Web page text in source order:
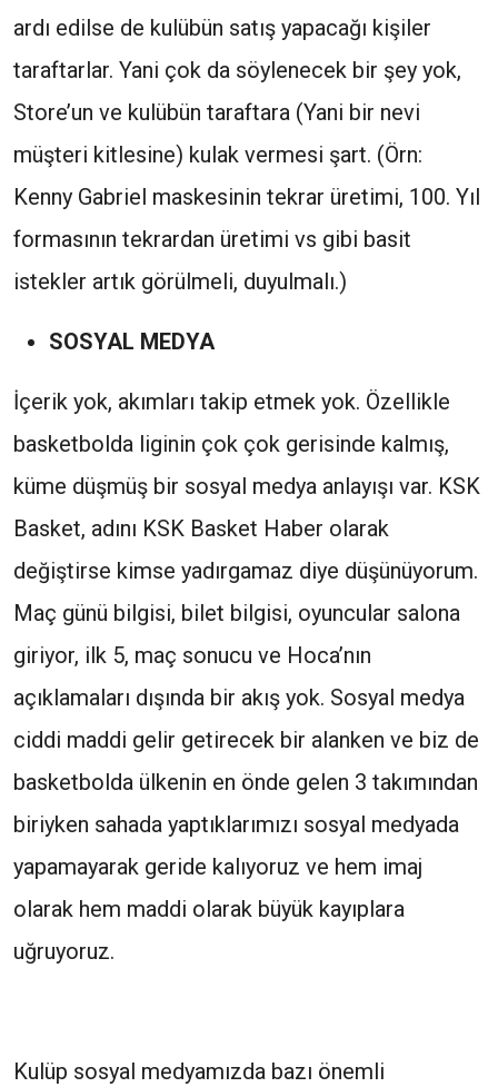
ardı edilse de kulübün satış yapacağı kişiler
taraftarlar. Yani çok da söylenecek bir şey yok,
Store’un ve kulübün taraftara (Yani bir nevi
müşteri kitlesine) kulak vermesi şart. (Örn:
Kenny Gabriel maskesinin tekrar üretimi, 100. Yıl
formasının tekrardan üretimi vs gibi basit
istekler artık görülmeli, duyulmalı.)
SOSYAL MEDYA
İçerik yok, akımları takip etmek yok. Özellikle
basketbolda liginin çok çok gerisinde kalmış,
küme düşmüş bir sosyal medya anlayışı var. KSK
Basket, adını KSK Basket Haber olarak
değiştirse kimse yadırgamaz diye düşünüyorum.
Maç günü bilgisi, bilet bilgisi, oyuncular salona
giriyor, ilk 5, maç sonucu ve Hoca’nın
açıklamaları dışında bir akış yok. Sosyal medya
ciddi maddi gelir getirecek bir alanken ve biz de
basketbolda ülkenin en önde gelen 3 takımından
biriyken sahada yaptıklarımızı sosyal medyada
yapamayarak geride kalıyoruz ve hem imaj
olarak hem maddi olarak büyük kayıplara
uğruyoruz.
Kulüp sosyal medyamızda bazı önemli